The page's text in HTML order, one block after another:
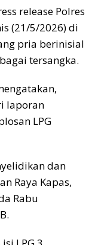
release Polres
(21/5/2026) di
pria berinisial
tersangka.
laporan
LPG
dan
Raya Kapas,
Rabu